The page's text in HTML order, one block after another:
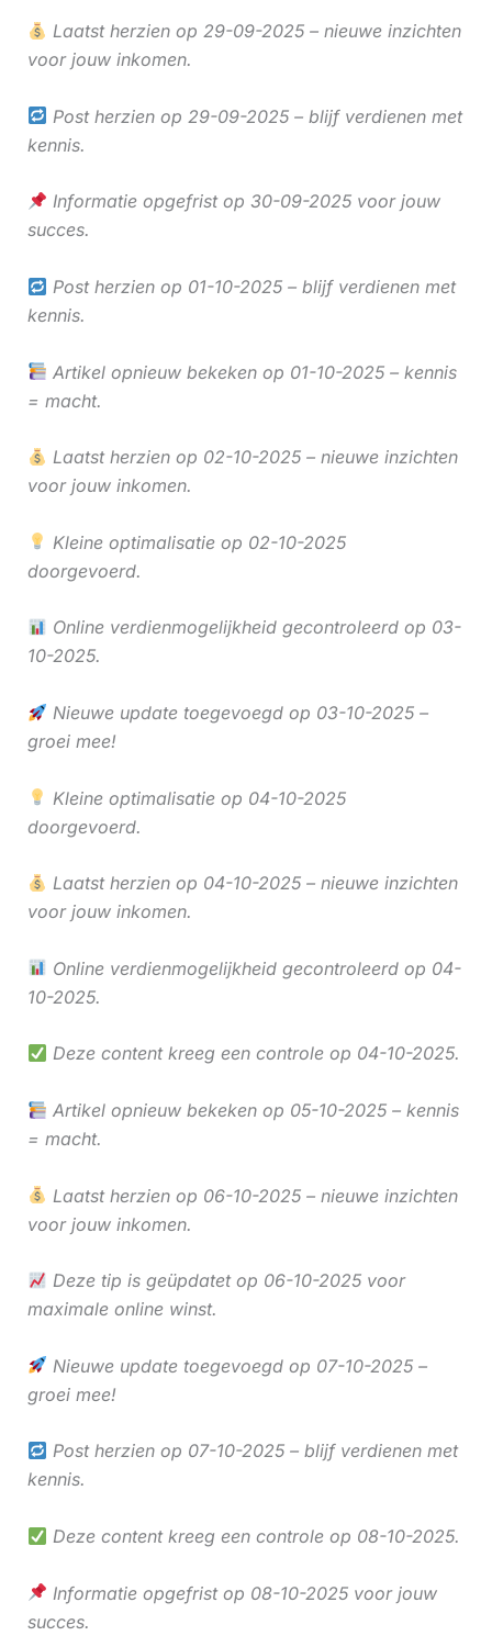
Laatst herzien op 29-09-2025 – nieuwe inzichten
voor jouw inkomen.
Post herzien op 29-09-2025 – blijf verdienen met
kennis.
Informatie opgefrist op 30-09-2025 voor jouw
succes.
Post herzien op 01-10-2025 – blijf verdienen met
kennis.
Artikel opnieuw bekeken op 01-10-2025 – kennis
= macht.
Laatst herzien op 02-10-2025 – nieuwe inzichten
voor jouw inkomen.
Kleine optimalisatie op 02-10-2025
doorgevoerd.
Online verdienmogelijkheid gecontroleerd op 03-
10-2025.
Nieuwe update toegevoegd op 03-10-2025 –
groei mee!
Kleine optimalisatie op 04-10-2025
doorgevoerd.
Laatst herzien op 04-10-2025 – nieuwe inzichten
voor jouw inkomen.
Online verdienmogelijkheid gecontroleerd op 04-
10-2025.
Deze content kreeg een controle op 04-10-2025.
Artikel opnieuw bekeken op 05-10-2025 – kennis
= macht.
Laatst herzien op 06-10-2025 – nieuwe inzichten
voor jouw inkomen.
Deze tip is geüpdatet op 06-10-2025 voor
maximale online winst.
Nieuwe update toegevoegd op 07-10-2025 –
groei mee!
Post herzien op 07-10-2025 – blijf verdienen met
kennis.
Deze content kreeg een controle op 08-10-2025.
Informatie opgefrist op 08-10-2025 voor jouw
succes.